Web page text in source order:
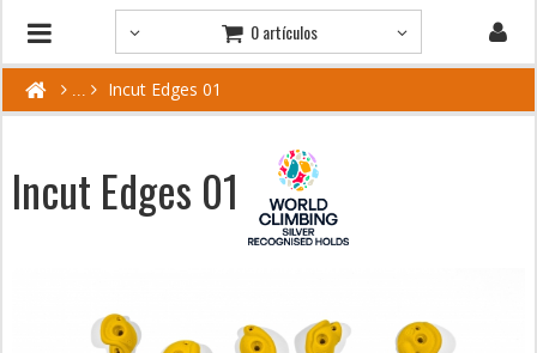
0 artículos
Incut Edges 01
Incut Edges 01